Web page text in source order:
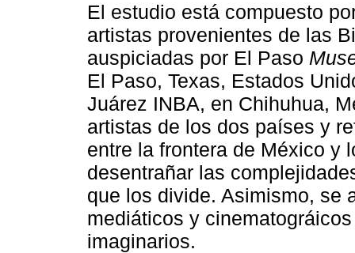
El estudio está compuesto
artistas provenientes de las
auspiciadas por El Paso
El Paso, Texas, Estados
Juárez INBA, en Chihuhua,
artistas de los dos países y
entre la frontera de México y
desentrañar las
que los divide. Asimismo, se
mediáticos y
imaginarios.